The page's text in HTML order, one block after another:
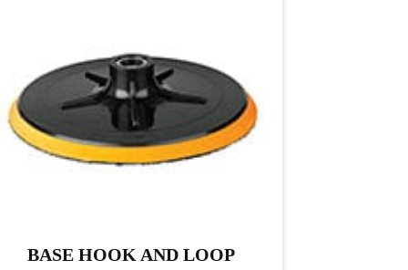
BASE HOOK AND LOOP